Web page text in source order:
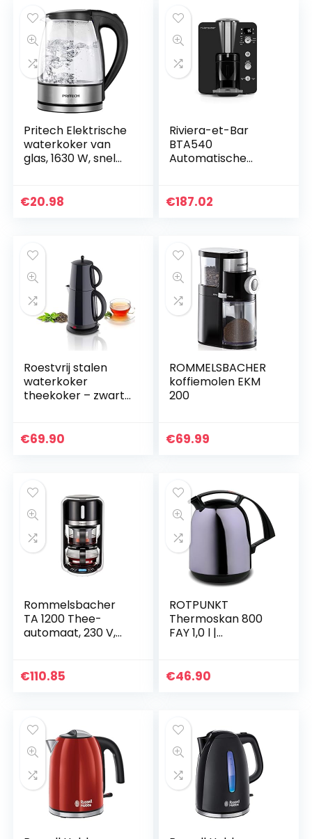
Pritech Elektrische
waterkoker van
glas, 1630 W, snel
uitschakeling, BPA-
€20.98
Riviera-et-Bar
BTA540
Automatische
€187.02
Roestvrij stalen
waterkoker
theekoker – zwart
theezeef en
€69.90
ROMMELSBACHER
koffiemolen EKM
200
€69.99
Rommelsbacher
TA 1200 Thee-
automaat, 230 V,
€110.85
ROTPUNKT
Thermoskan 800
FAY 1,0 l |
vrij – gezond
€46.90